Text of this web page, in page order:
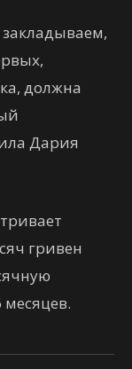
должна
Дария
гривен